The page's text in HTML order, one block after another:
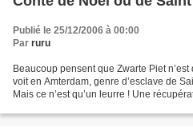
Publié le 25/12/2006 à 00:00
Par ruru
Beaucoup pensent que Zwarte Piet n’est
voit en Amterdam, genre d’esclave de
Mais ce n’est qu’un leurre ! Une